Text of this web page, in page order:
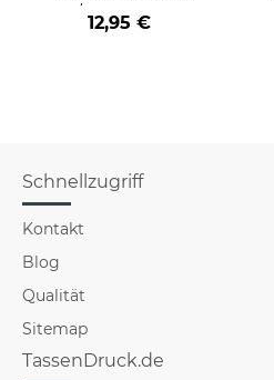
der/die beste - Ihr
Beruf - aus
12,95 €
Schnellzugriff
Kontakt
Blog
Qualität
Sitemap
TassenDruck.de